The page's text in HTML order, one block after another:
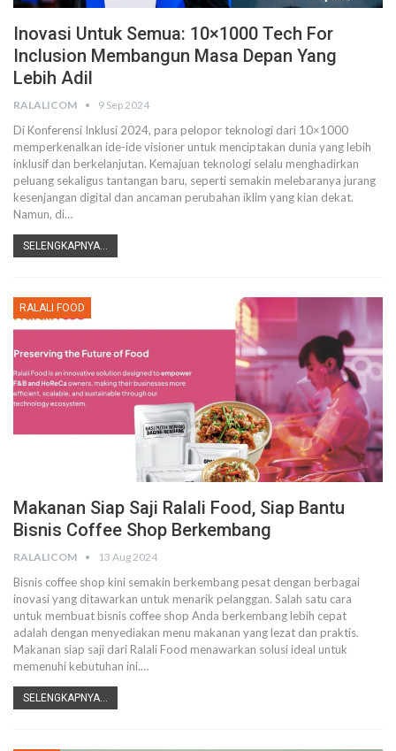
Inovasi Untuk Semua: 10×1000 Tech For
Inclusion Membangun Masa Depan Yang
Lebih Adil
RALALICOM 9 Sep 2024
Di Konferensi Inklusi 2024, para pelopor teknologi dari 10×1000
memperkenalkan ide-ide visioner untuk menciptakan dunia yang lebih
inklusif dan berkelanjutan. Kemajuan teknologi selalu menghadirkan
peluang sekaligus tantangan baru, seperti semakin melebaranya jurang
kesenjangan digital dan ancaman perubahan iklim yang kian dekat.
Namun, di…
SELENGKAPNYA...
RALALI FOOD
Makanan Siap Saji Ralali Food, Siap Bantu
Bisnis Coffee Shop Berkembang
RALALICOM 13 Aug 2024
Bisnis coffee shop kini semakin berkembang pesat dengan berbagai
inovasi yang ditawarkan untuk menarik pelanggan. Salah satu cara
untuk membuat bisnis coffee shop Anda berkembang lebih cepat
adalah dengan menyediakan menu makanan yang lezat dan praktis.
Makanan siap saji dari Ralali Food menawarkan solusi ideal untuk
memenuhi kebutuhan ini.…
SELENGKAPNYA...